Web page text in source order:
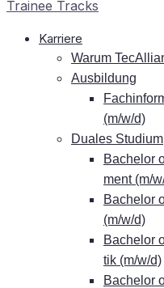
Kar­rie­re
War­um
Aus­bil­dung
(m/w/d)
Dua­les Studium
Ba­che­lor
ment (m/
Ba­che­lor
(m/w/d)
Ba­che­lor
tik (m/w/d)
Ba­che­lor